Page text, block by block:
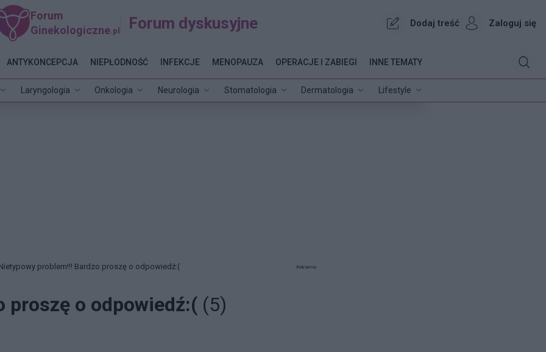
Forum
Ginekologiczne .pl Forum dyskusyjne Dodaj treść Zaloguj się
Laryngologia Onkologia Neurologia Stomatologia Dermatologia Lifestyle
ANTYKONCEPCJA NIEPŁODNOŚĆ INFEKCJE MENOPAUZA OPERACJE I ZABIEGI INNE TEMATY
problem!!! Bardzo proszę o odpowiedź:(
proszę o odpowiedź:( (5)
Reklama: